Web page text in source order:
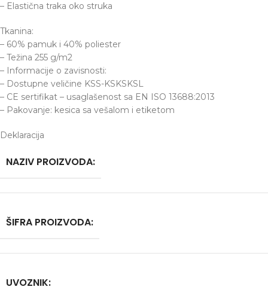
– Elastična traka oko struka
Tkanina:
– 60% pamuk i 40% poliester
– Težina 255 g/m2
– Informacije o zavisnosti:
– Dostupne veličine KSS-KSKSKSL
– CE sertifikat – usaglašenost sa EN ISO 13688:2013
– Pakovanje: kesica sa vešalom i etiketom
Deklaracija
NAZIV PROIZVODA:
ŠIFRA PROIZVODA:
UVOZNIK: